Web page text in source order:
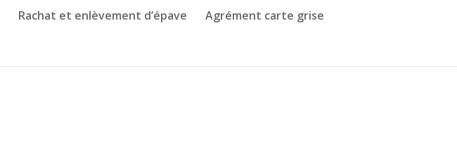
Rachat et enlèvement d’épave
Agrément carte grise